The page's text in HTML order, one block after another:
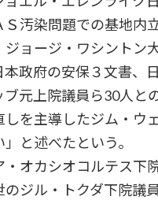
汚染問題での基地内
ョージ・ワシントン
政府の安保３文書、
元上院議員ら30人と
を主導したジム・ウ
と述べたという。
オカシオコルテス下
のジル・トクダ下院議